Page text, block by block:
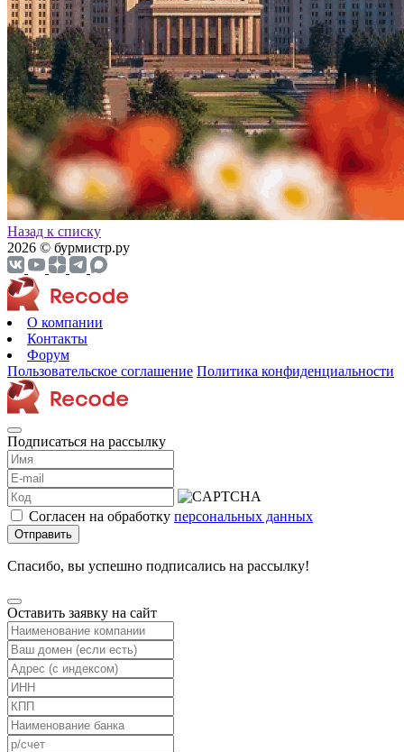
Назад к списку
2026 © бурмистр.ру
О компании
Контакты
Форум
Пользовательское соглашение Политика конфиденциальности
Подписаться на рассылку
Согласен на обработку персональных данных
Отправить
Спасибо, вы успешно подписались на рассылку!
Оставить заявку на сайт